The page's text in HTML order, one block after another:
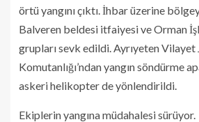
örtü yangını çıktı. İhbar üzerine
Balveren beldesi itfaiyesi ve Orman
grupları sevk edildi. Ayrıyeten Vilayet
Komutanlığı’ndan yangın söndürme
askeri helikopter de yönlendirildi.
Ekiplerin yangına müdahalesi sürüyor.